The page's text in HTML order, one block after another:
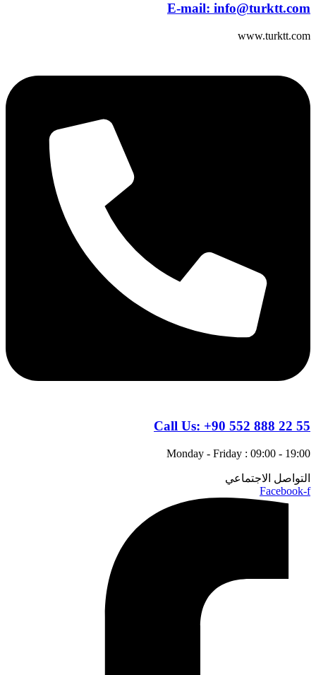
E-mail: info@turktt.com
www.turktt.com
Call Us: +90 552 888 22 55
Monday - Friday : 09:00 - 19:00
التواصل الاجتماعي
Facebook-f